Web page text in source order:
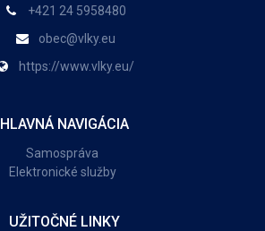
+421 24 5958480
obec@vlky.eu
https://www.vlky.eu/
HLAVNÁ NAVIGÁCIA
Samospráva
Elektronické služby
UŽITOČNÉ LINKY